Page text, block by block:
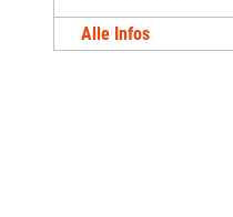
Alle Infos